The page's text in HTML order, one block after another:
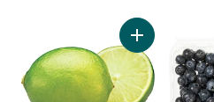
sauter Meilleures ventes
Ajouter